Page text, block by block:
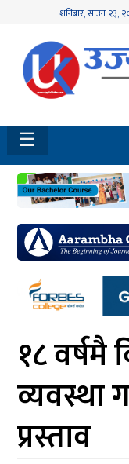
शनिबार,साउन २३,
होमपेज
नवलपुर
विशेष
मध्य
नेपाल
चितवन
सेरोफेरो
समाचार
आर्थिक
मनोरञ्जन
खेलकुद
☰
१८ वर्षमै
व्यवस्था
प्रस्ताव